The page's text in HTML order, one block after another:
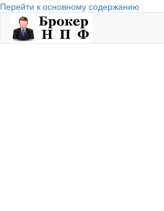
Перейти к основному содержанию